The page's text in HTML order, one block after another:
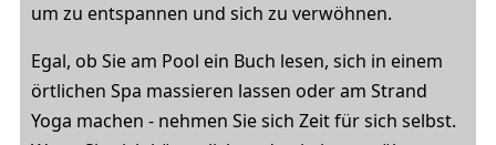
um zu entspannen und sich zu verwöhnen.
Egal, ob Sie am Pool ein Buch lesen, sich in einem
örtlichen Spa massieren lassen oder am Strand
Yoga machen - nehmen Sie sich Zeit für sich selbst.